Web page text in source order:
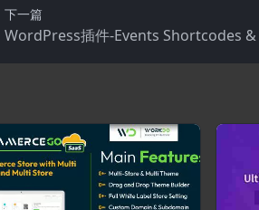
下一篇
WordPress插件-Events Shortcodes
or The Events Calendar 4.4.0